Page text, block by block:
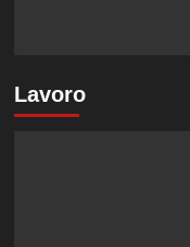
Lavoro